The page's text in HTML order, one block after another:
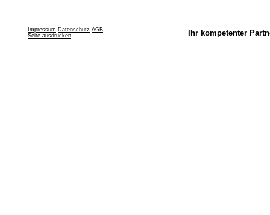
Impressum Datenschutz AGB
Seite ausdrucken
Ihr kompetenter